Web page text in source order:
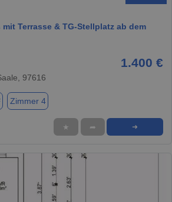
Terrasse & TG-Stellplatz ab dem
1.400 €
97616
Zimmer 4
★ ➦ ➜